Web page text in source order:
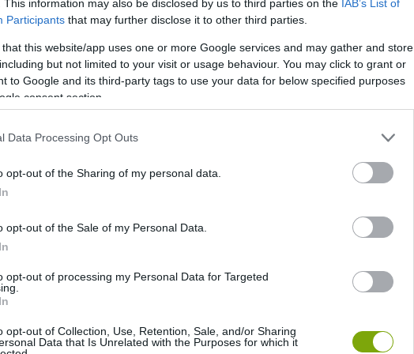
This information may also be disclosed by us to third parties on the IAB’s List of
Participants that may further disclose it to other third parties.
that this website/app uses one or more Google services and may gather and store
but not limited to your visit or usage behaviour. You may click to grant or
to Google and its third-party tags to use your data for below specified purposes
consent section.
Data Processing Opt Outs
opt-out of the Sharing of my personal data.
opt-out of the Sale of my Personal Data.
opt-out of processing my Personal Data for Targeted
opt-out of Collection, Use, Retention, Sale, and/or Sharing
Data that Is Unrelated with the Purposes for which it
/ Flickr
mint a fotókon? Eláruljuk, hogy nem egészen, a képeken